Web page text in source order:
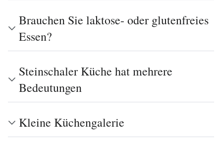
Brauchen Sie laktose- oder glutenfreies
Essen?
Steinschaler Küche hat mehrere
Bedeutungen
Kleine Küchengalerie